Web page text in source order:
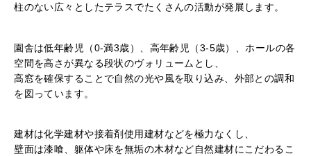
柱のない広々としたテラスでたくさんの活動が発展します。
園舎は低年齢児（0-満3歳）、高年齢児（3-5歳）、ホールの各
空間を高さが異なる段状のヴォリュームとし、
高窓を確保することで自然の光や風を取り込み、外部との調和
を図っています。
建材は化学建材や接着剤使用建材などを極力なくし、
壁面は漆喰、躯体や床を無垢の木材など自然建材にこだわるこ